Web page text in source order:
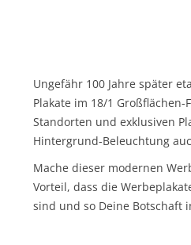
Ungefähr 100 Jahre später
Plakate im 18/1
Standorten und exklusiven
Hintergrund-Beleuchtung
Mache dieser modernen
Vorteil, dass die
sind und so Deine Botschaft